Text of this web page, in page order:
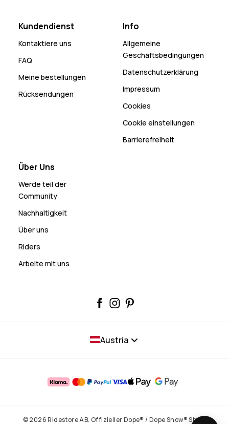
Kundendienst
Kontaktiere uns
FAQ
Meine bestellungen
Rücksendungen
Info
Allgemeine
Geschäftsbedingungen
Datenschutzerklärung
Impressum
Cookies
Cookie einstellungen
Barrierefreiheit
Über Uns
Werde teil der
Community
Nachhaltigkeit
Über uns
Riders
Arbeite mit uns
Austria
© 2026 Ridestore AB. Offizieller Dope® / Dope Snow® Shop.